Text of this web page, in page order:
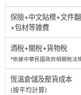
保險+中文貼標+文件
+包材等雑費
酒稅+關稅+貨物稅
*依據中華民國政府相關稅法
恆溫倉儲及壓貨成本
(按平均計算)